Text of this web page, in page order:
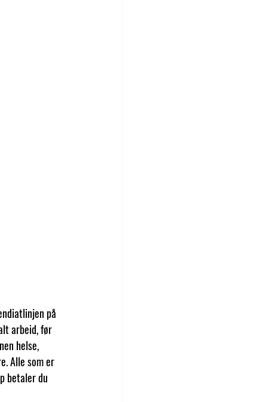
på
arbeid, før
helse,
Alle som er
betaler du